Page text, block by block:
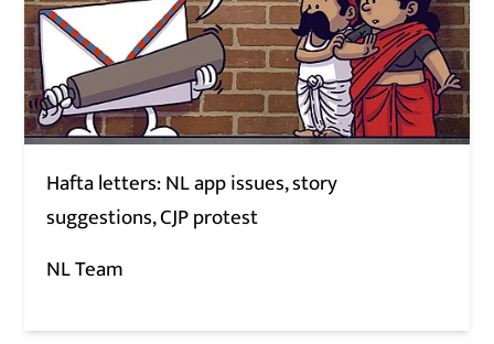
Hafta letters: NL app issues, story
suggestions, CJP protest
NL Team